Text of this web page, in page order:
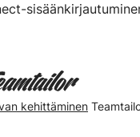
kehittäminen